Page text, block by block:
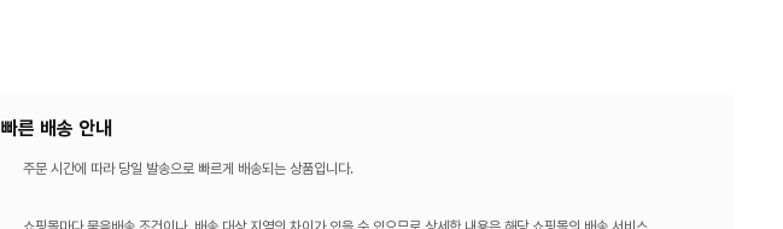
빠른 배송 안내
주문 시간에 따라 당일 발송으로 빠르게 배송되는 상품입니다.